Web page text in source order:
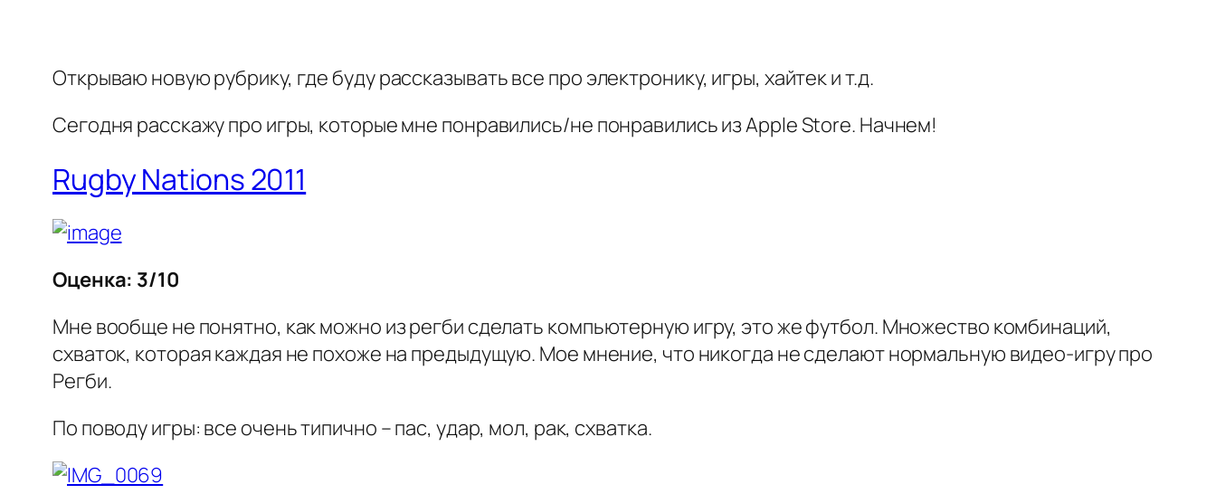
Открываю новую рубрику, где буду рассказывать все про электронику, игры, хайтек и т.д.
Сегодня расскажу про игры, которые мне понравились/не понравились из Apple Store. Начнем!
Rugby Nations 2011
Оценка: 3/10
Мне вообще не понятно, как можно из регби сделать компьютерную игру, это же футбол. Множество комбинаций,
схваток, которая каждая не похоже на предыдущую. Мое мнение, что никогда не сделают нормальную видео-игру про
Регби.
По поводу игры: все очень типично – пас, удар, мол, рак, схватка.